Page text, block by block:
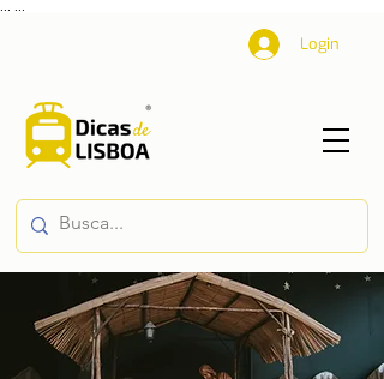
Login